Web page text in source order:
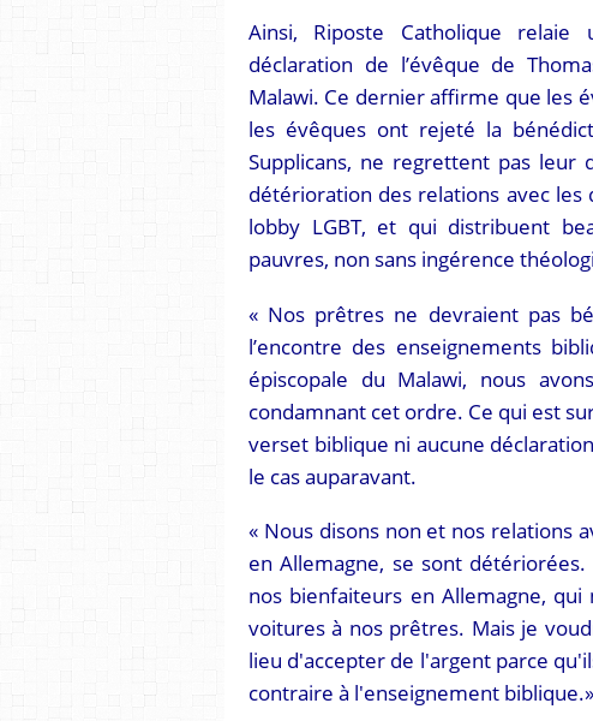
Ainsi, Riposte Catholique
déclaration de l’évêque de
Malawi. Ce dernier affirme que les
les évêques ont rejeté la
Supplicans, ne regrettent pas
détérioration des relations avec les
lobby LGBT, et qui distribuent
pauvres, non sans ingérence
« Nos prêtres ne devraient pas
l’encontre des enseignements
épiscopale du Malawi, nous
condamnant cet ordre. Ce qui est
verset biblique ni aucune
le cas auparavant.
« Nous disons non et nos relations
en Allemagne, se sont
nos bienfaiteurs en Allemagne,
voitures à nos prêtres. Mais je
lieu d'accepter de l'argent parce
contraire à l'enseignement biblique.»